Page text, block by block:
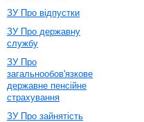
ЗУ Про відпустки
ЗУ Про державну
службу
ЗУ Про
загальнообов'язкове
державне пенсійне
страхування
ЗУ Про зайнятість